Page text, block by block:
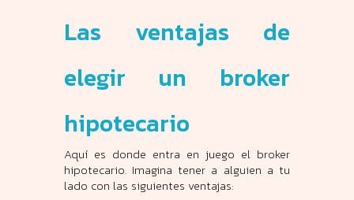
Las ventajas de
elegir un broker
hipotecario
Aquí es donde entra en juego el broker
hipotecario. Imagina tener a alguien a tu
lado con las siguientes ventajas: